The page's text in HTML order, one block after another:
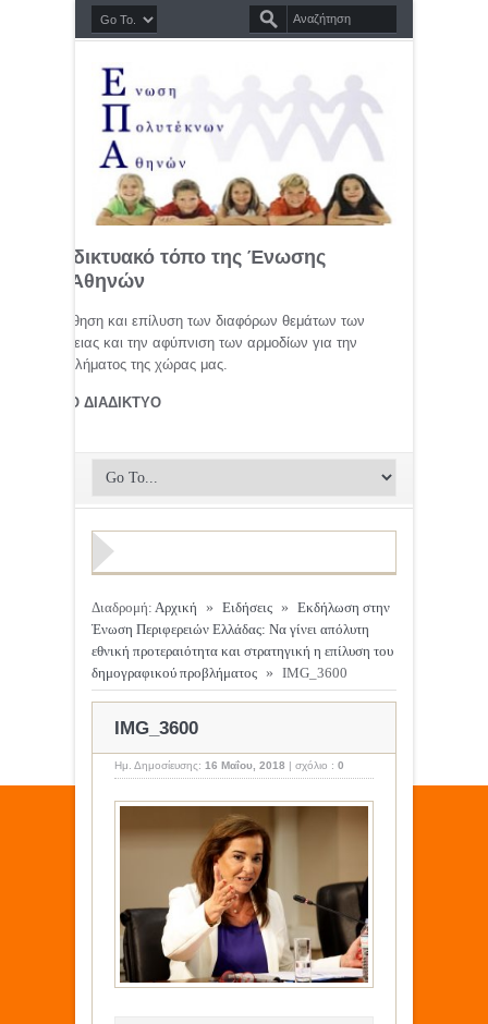
διαδικτυακό τόπο της Ένωσης
Αθηνών
προώθηση και επίλυση των διαφόρων θεμάτων των
οικογένειας και την αφύπνιση των αρμοδίων για την
προβλήματος της χώρας μας.
ΣΤΟ ΔΙΑΔΙΚΤΥΟ
Διαδρομή: Αρχική » Ειδήσεις » Εκδήλωση στην
Ένωση Περιφερειών Ελλάδας: Να γίνει απόλυτη
εθνική προτεραιότητα και στρατηγική η επίλυση του
δημογραφικού προβλήματος » IMG_3600
IMG_3600
Ημ. Δημοσίευσης: 16 Μαΐου, 2018 | σχόλιο : 0